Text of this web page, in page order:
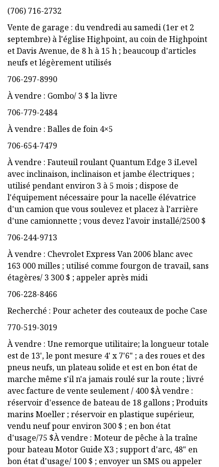
(706) 716-2732
Vente de garage : du vendredi au samedi (1er et 2
septembre) à l'église Highpoint, au coin de Highpoint
et Davis Avenue, de 8 h à 15 h ; beaucoup d'articles
neufs et légèrement utilisés
706-297-8990
À vendre : Gombo/ 3 $ la livre
706-779-2484
À vendre : Balles de foin 4×5
706-654-7479
À vendre : Fauteuil roulant Quantum Edge 3 iLevel
avec inclinaison, inclinaison et jambe électriques ;
utilisé pendant environ 3 à 5 mois ; dispose de
l'équipement nécessaire pour la nacelle élévatrice
d'un camion que vous soulevez et placez à l'arrière
d'une camionnette ; vous devez l'avoir installé/2500 $
706-244-9713
À vendre : Chevrolet Express Van 2006 blanc avec
163 000 milles ; utilisé comme fourgon de travail, sans
étagères/ 3 300 $ ; appeler après midi
706-228-8466
Recherché : Pour acheter des couteaux de poche Case
770-519-3019
À vendre : Une remorque utilitaire; la longueur totale
est de 13', le pont mesure 4' x 7'6" ; a des roues et des
pneus neufs, un plateau solide et est en bon état de
marche même s'il n'a jamais roulé sur la route ; livré
avec facture de vente seulement / 400 $À vendre :
réservoir d'essence de bateau de 18 gallons ; Produits
marins Moeller ; réservoir en plastique supérieur,
vendu neuf pour environ 300 $ ; en bon état
d'usage/75 $À vendre : Moteur de pêche à la traîne
pour bateau Motor Guide X3 ; support d'arc, 48" en
bon état d'usage/ 100 $ ; envoyer un SMS ou appeler